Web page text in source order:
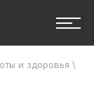
и здоровья \